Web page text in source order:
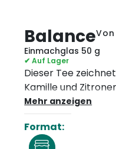
BalanceVon
Einmachglas 50 g
✔ Auf Lager
Dieser Tee
Kamille und
Süßes und ist dabei
selbst!
Mehr anzeigen
Format: